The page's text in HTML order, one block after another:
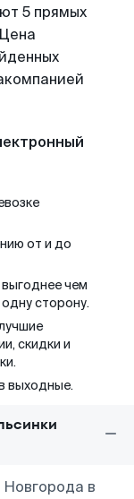
5 прямых
от и до
чем
сторону.
скидки и
выходные.
в